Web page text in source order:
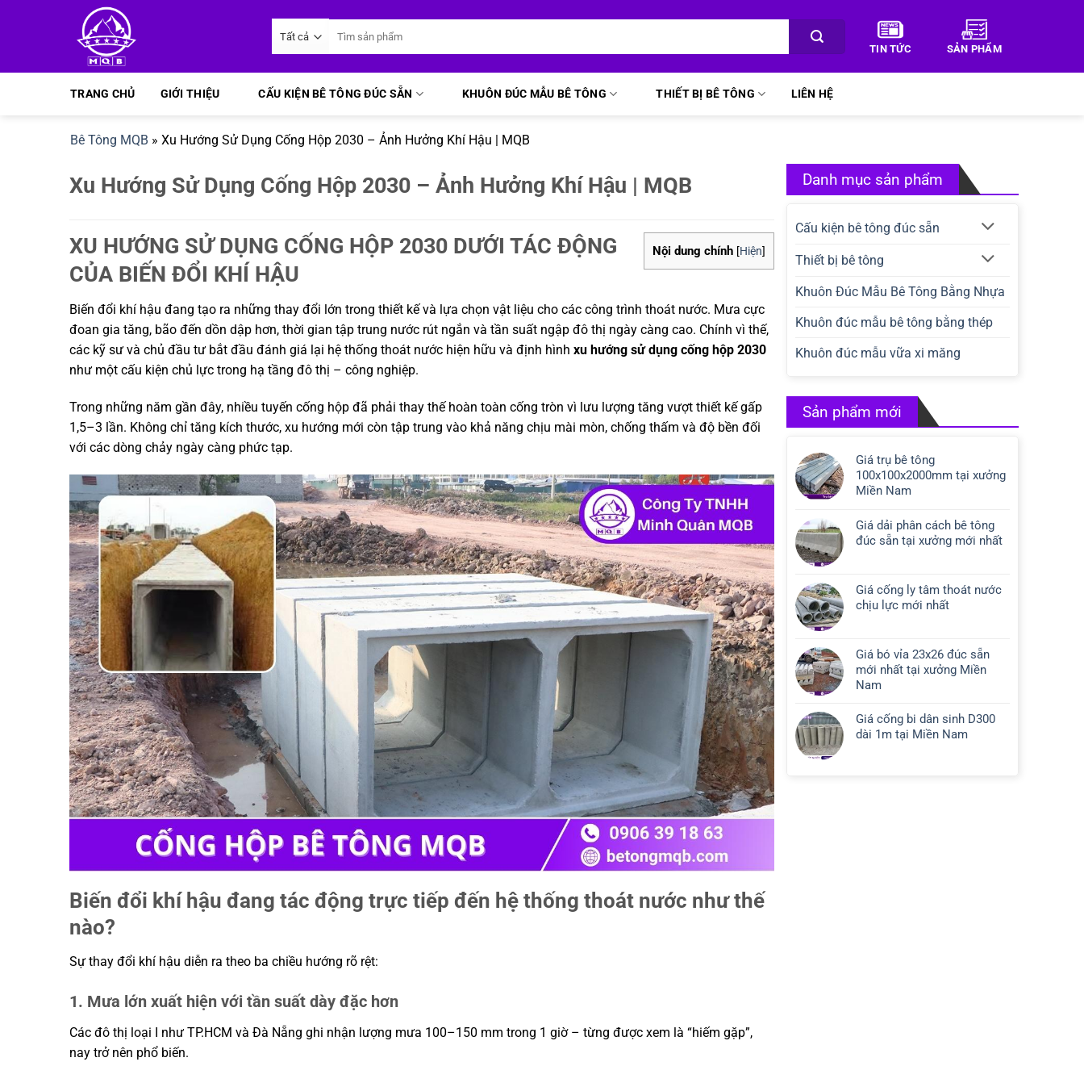
dung
kiếm:
TIN TỨC SẢN PHẨM
TRANG CHỦ GIỚI THIỆU CẤU KIỆN BÊ TÔNG ĐÚC SẴN KHUÔN ĐÚC MẪU BÊ TÔNG THIẾT BỊ BÊ TÔNG LIÊN HỆ
Bê Tông MQB » Xu Hướng Sử Dụng Cống Hộp 2030 – Ảnh Hưởng Khí Hậu | MQB
Xu Hướng Sử Dụng Cống Hộp 2030 – Ảnh Hưởng Khí Hậu | MQB
Nội dung chính [Hiện]
XU HƯỚNG SỬ DỤNG CỐNG HỘP 2030 DƯỚI TÁC ĐỘNG
CỦA BIẾN ĐỔI KHÍ HẬU
Biến đổi khí hậu đang tạo ra những thay đổi lớn trong thiết kế và lựa chọn vật liệu cho các công trình thoát nước. Mưa cực
đoan gia tăng, bão đến dồn dập hơn, thời gian tập trung nước rút ngắn và tần suất ngập đô thị ngày càng cao. Chính vì thế,
các kỹ sư và chủ đầu tư bắt đầu đánh giá lại hệ thống thoát nước hiện hữu và định hình xu hướng sử dụng cống hộp 2030
như một cấu kiện chủ lực trong hạ tầng đô thị – công nghiệp.
Trong những năm gần đây, nhiều tuyến cống hộp đã phải thay thế hoàn toàn cống tròn vì lưu lượng tăng vượt thiết kế gấp
1,5–3 lần. Không chỉ tăng kích thước, xu hướng mới còn tập trung vào khả năng chịu mài mòn, chống thấm và độ bền đối
với các dòng chảy ngày càng phức tạp.
Biến đổi khí hậu đang tác động trực tiếp đến hệ thống thoát nước như thế
nào?
Sự thay đổi khí hậu diễn ra theo ba chiều hướng rõ rệt:
1. Mưa lớn xuất hiện với tần suất dày đặc hơn
Các đô thị loại I như TP.HCM và Đà Nẵng ghi nhận lượng mưa 100–150 mm trong 1 giờ – từng được xem là “hiếm gặp”,
nay trở nên phổ biến.
Danh mục sản phẩm
Cấu kiện bê tông đúc sẵn
Thiết bị bê tông
Khuôn Đúc Mẫu Bê Tông Bằng Nhựa
Khuôn đúc mẫu bê tông bằng thép
Khuôn đúc mẫu vữa xi măng
Sản phẩm mới
Giá trụ bê tông
100x100x2000mm tại xưởng
Miền Nam
Giá dải phân cách bê tông
đúc sẵn tại xưởng mới nhất
Giá cống ly tâm thoát nước
chịu lực mới nhất
Giá bó vỉa 23x26 đúc sẵn
mới nhất tại xưởng Miền
Nam
Giá cống bi dân sinh D300
dài 1m tại Miền Nam